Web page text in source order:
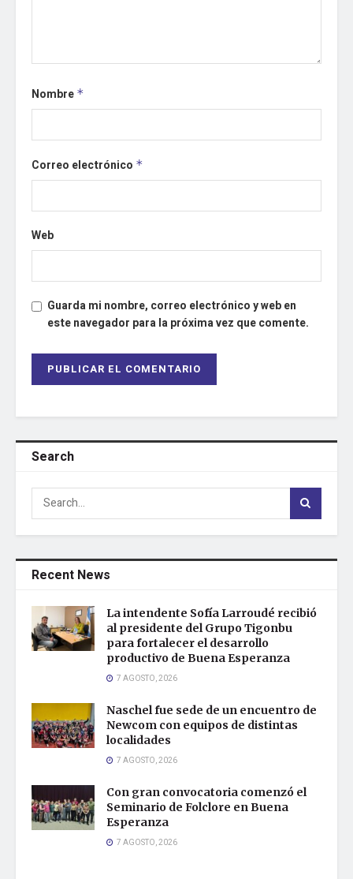
Nombre *
Correo electrónico *
Web
Guarda mi nombre, correo electrónico y web en
este navegador para la próxima vez que comente.
Search
Recent News
La intendente Sofía Larroudé recibió
al presidente del Grupo Tigonbu
para fortalecer el desarrollo
productivo de Buena Esperanza
7 AGOSTO, 2026
Naschel fue sede de un encuentro de
Newcom con equipos de distintas
localidades
7 AGOSTO, 2026
Con gran convocatoria comenzó el
Seminario de Folclore en Buena
Esperanza
7 AGOSTO, 2026